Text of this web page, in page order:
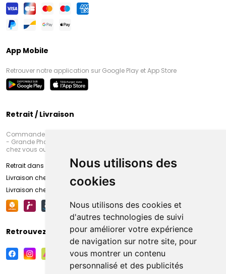
Nous utilisons des
cookies
Nous utilisons des cookies et
d'autres technologies de suivi
pour améliorer votre expérience
de navigation sur notre site, pour
vous montrer un contenu
personnalisé et des publicités
App Mobile
Retrouver notre application sur Google Play et App Store
Retrait / Livraison
Commandez en ligne et venez chercher votre commande à Amiens
- Grande Pharmacie d’Amiens (Fachon) ou recevez-là rapidement
chez vous ou en point retrait
Retrait dans la pharmacie d’Amiens
Livraison chez vous
Livraison chez votre commerçant
Retrouvez-nous sur vos réseaux sociaux